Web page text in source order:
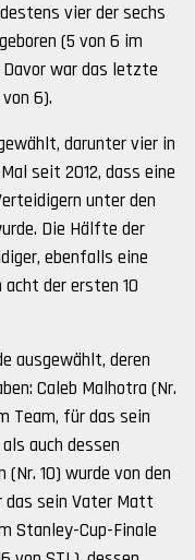
vier der sechs
(5 von 6 im
war das letzte
6).
darunter vier in
seit 2012, dass eine
unter den
Die Hälfte der
ebenfalls eine
acht der ersten 10
ausgewählt, deren
Caleb Malhotra (Nr.
Team, für das sein
auch dessen
10) wurde von den
das sein Vater Matt
Stanley-Cup-Finale